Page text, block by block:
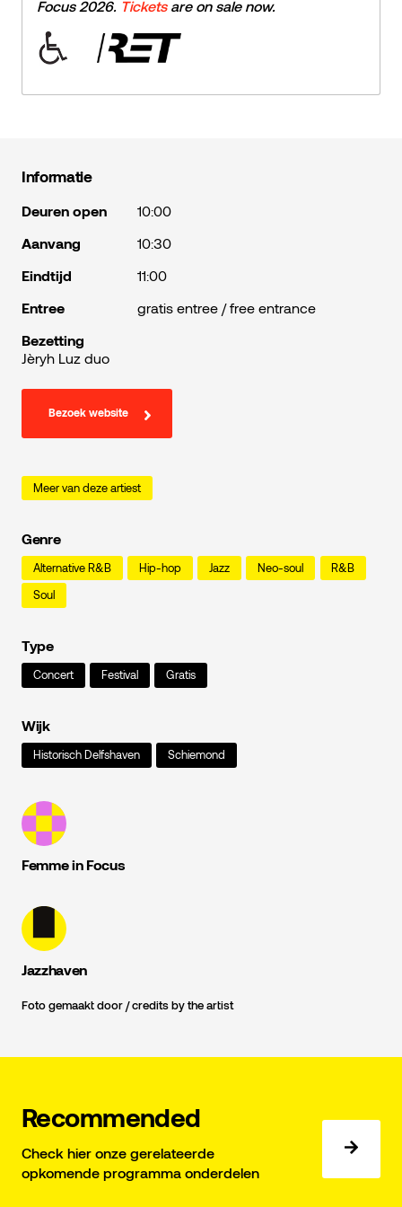
Focus 2026. Ticketsare on sale now.
Informatie
Deuren open
10:00
Aanvang
10:30
Eindtijd
11:00
Entree
gratis entree / free entrance
Bezetting
Jèryh Luz duo
Bezoek website
Meer van deze artiest
Genre
Alternative R&B Hip-hop Jazz Neo-soul R&B
Soul
Type
Concert Festival Gratis
Wijk
Historisch Delfshaven Schiemond
Femme in Focus
Jazzhaven
Foto gemaakt door / credits by the artist
Recommended
Check hier onze gerelateerde
opkomende programma onderdelen